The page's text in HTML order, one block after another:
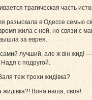
трагическая часть
разыскала в Одессе семью
жила с ней, но связи с
за еврея.
лучший, але ж вiн жид! —
с подругой.
теж трохи жидiвка?
жидiвка?! Вона наша, своя!